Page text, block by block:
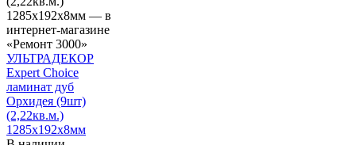
УЛЬТРАДЕКОР
Expert Choice
ламинат дуб
Орхидея (9шт)
(2,22кв.м.)
1285х192х8мм